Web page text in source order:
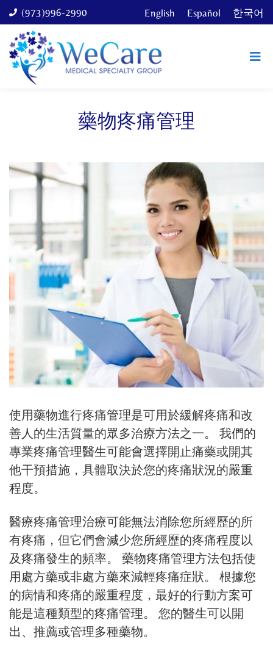
(973)996-2990 English Español 한국어
藥物疼痛管理
使用藥物進行疼痛管理是可用於緩解疼痛和改
善人的生活質量的眾多治療方法之一。 我們的
專業疼痛管理醫生可能會選擇開止痛藥或開其
他干預措施，具體取決於您的疼痛狀況的嚴重
程度。
醫療疼痛管理治療可能無法消除您所經歷的所
有疼痛，但它們會減少您所經歷的疼痛程度以
及疼痛發生的頻率。 藥物疼痛管理方法包括使
用處方藥或非處方藥來減輕疼痛症狀。 根據您
的病情和疼痛的嚴重程度，最好的行動方案可
能是這種類型的疼痛管理。 您的醫生可以開
出、推薦或管理多種藥物。